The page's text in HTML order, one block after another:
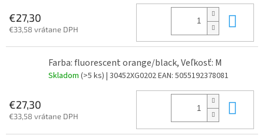
€27,30
€33,58 vrátane DPH
Farba: fluorescent orange/black, Veľkosť: M
Skladom (>5 ks) | 30452XG0202EAN: 5055192378081
€27,30
€33,58 vrátane DPH